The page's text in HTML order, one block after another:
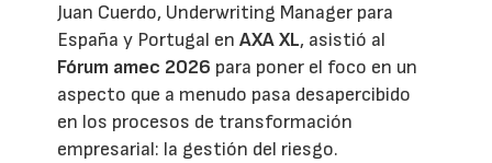
Juan Cuerdo, Underwriting Manager para
España y Portugal enAXA XL, asistió al
Fórum amec 2026 para poner el foco en un
aspecto que a menudo pasa desapercibido
en los procesos de transformación
empresarial: la gestión del riesgo.